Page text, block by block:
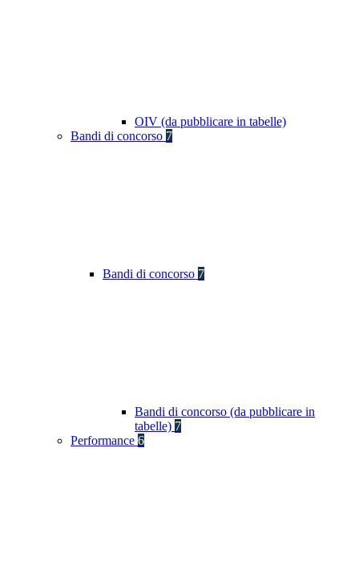
OIV (da pubblicare in tabelle)
Bandi di concorso 7
Bandi di concorso 7
Bandi di concorso (da pubblicare in
tabelle) 7
Performance 6